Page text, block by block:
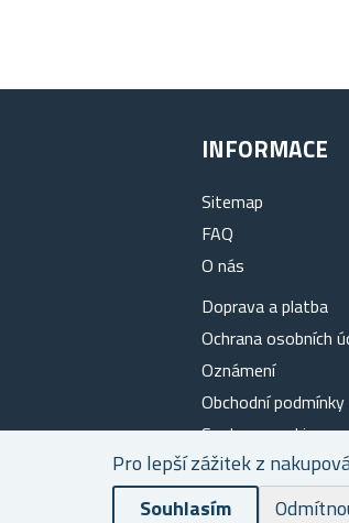
Pro lepší zážitek z
Souhlasím
INFORMACE
Sitemap
FAQ
O nás
Doprava a platba
Ochrana osobních
Oznámení
Obchodní podmínky
Soubory cookies
Kontakty